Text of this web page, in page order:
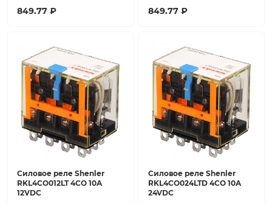
849.77 ₽ 849.77 ₽
Силовое реле Shenler
RKL4CO012LT 4CO 10A
12VDC
Силовое реле Shenler
RKL4CO024LTD 4CO 10A
24VDC